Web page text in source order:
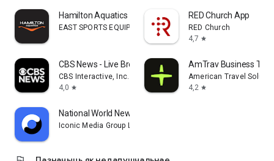
Hamilton Aquatics
EAST SPORTS EQUIPMENT ARTICLES & SERVICES L.L.C
RED Church App
RED Church
4,7 star
CBS News - Live Breaking News
CBS Interactive, Inc.
4,0 star
AmTrav Business
American Travel
4,2 star
National World News
Iconic Media Group Limited